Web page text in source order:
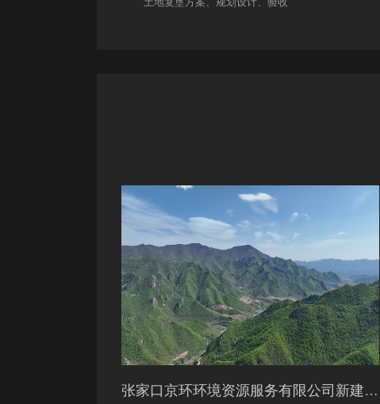
张家口京环环境资源服务有限公司新建环卫保障基地项目土地复垦验收资料